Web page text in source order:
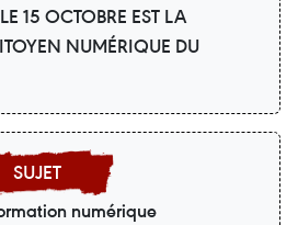
LE 15 OCTOBRE EST LA
NUMÉRIQUE DU
numérique